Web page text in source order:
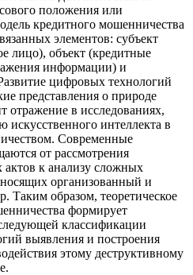
положения или
кредитного мошенничества
элементов: субъект
лицо), объект (кредитные
информации) и
цифровых технологий
представления о природе
отражение в исследованиях,
интеллекта в
Современные
от рассмотрения
к анализу сложных
организованный и
Таким образом, теоретическое
формирует
классификации
выявления и построения
этому деструктивному